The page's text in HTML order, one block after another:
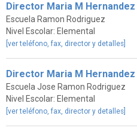
Director Maria M Hernandez
Escuela Ramon Rodriguez
Nivel Escolar: Elemental
[ver teléfono, fax, director y detalles]
Director Maria M Hernandez
Escuela Jose Ramon Rodriguez
Nivel Escolar: Elemental
[ver teléfono, fax, director y detalles]